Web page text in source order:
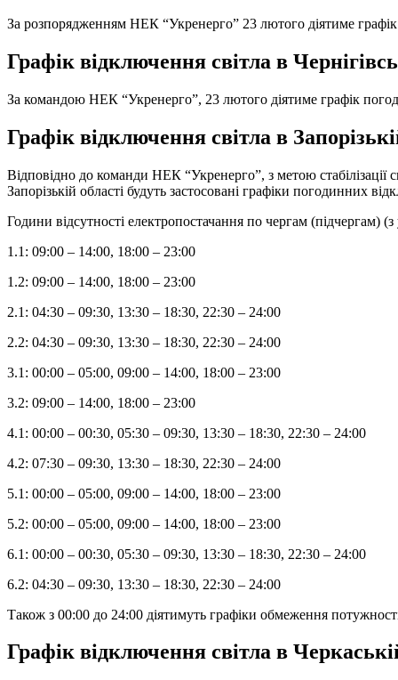
За розпорядженням НЕК “Укренерго” 23 лютого діятиме
Графік відключення світла в
За командою НЕК “Укренерго”, 23 лютого діятиме графік
Графік відключення світла в
Відповідно до команди НЕК “Укренерго”, з метою стабілізації
Запорізькій області будуть застосовані графіки погодинних
Години відсутності електропостачання по чергам (підчергам)
1.1: 09:00 – 14:00, 18:00 – 23:00
1.2: 09:00 – 14:00, 18:00 – 23:00
2.1: 04:30 – 09:30, 13:30 – 18:30, 22:30 – 24:00
2.2: 04:30 – 09:30, 13:30 – 18:30, 22:30 – 24:00
3.1: 00:00 – 05:00, 09:00 – 14:00, 18:00 – 23:00
3.2: 09:00 – 14:00, 18:00 – 23:00
4.1: 00:00 – 00:30, 05:30 – 09:30, 13:30 – 18:30, 22:30 – 24:00
4.2: 07:30 – 09:30, 13:30 – 18:30, 22:30 – 24:00
5.1: 00:00 – 05:00, 09:00 – 14:00, 18:00 – 23:00
5.2: 00:00 – 05:00, 09:00 – 14:00, 18:00 – 23:00
6.1: 00:00 – 00:30, 05:30 – 09:30, 13:30 – 18:30, 22:30 – 24:00
6.2: 04:30 – 09:30, 13:30 – 18:30, 22:30 – 24:00
Також з 00:00 до 24:00 діятимуть графіки обмеження
Графік відключення світла в